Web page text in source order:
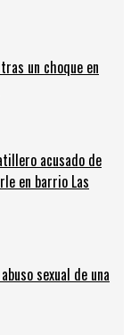
un choque en
acusado de
en barrio Las
sexual de una